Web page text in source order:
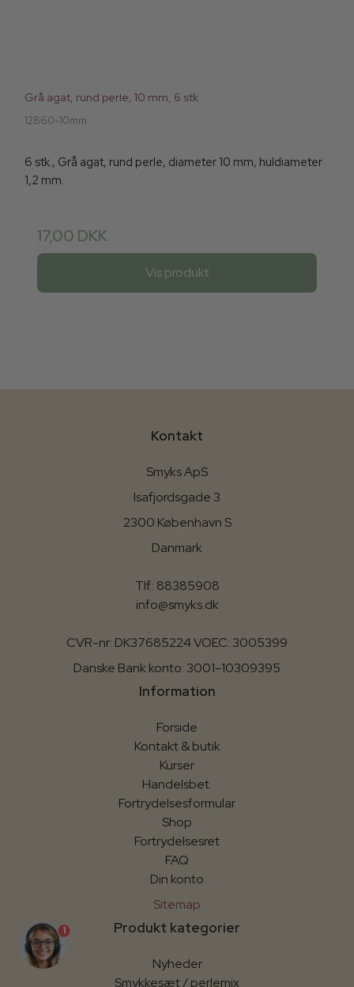
Grå agat, rund perle, 10 mm, 6 stk
12860-10mm
6 stk., Grå agat, rund perle, diameter 10 mm, huldiameter
1,2 mm.
17,00 DKK
Vis produkt
Kontakt
Smyks ApS
Isafjordsgade 3
2300 København S
Danmark
Tlf.: 88385908
info@smyks.dk
CVR-nr: DK37685224 VOEC: 3005399
Danske Bank konto: 3001-10309395
Information
Forside
Kontakt & butik
Kurser
Handelsbet.
Fortrydelsesformular
Shop
Fortrydelsesret
FAQ
Din konto
Sitemap
Produkt kategorier
Nyheder
Smykkesæt / perlemix
1